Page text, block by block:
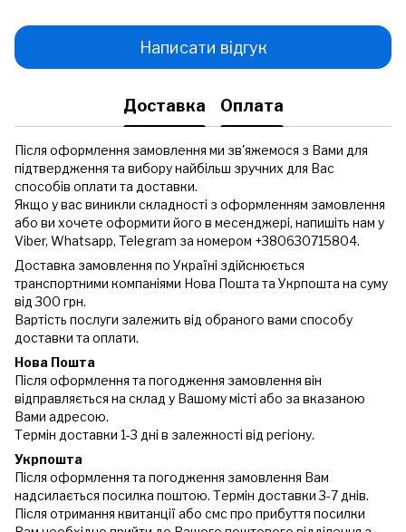
Написати відгук
Доставка Оплата
Після оформлення замовлення ми зв'яжемося з Вами для
підтвердження та вибору найбільш зручних для Вас
способів оплати та доставки.
Якщо у вас виникли складності з оформленням замовлення
або ви хочете оформити його в месенджері, напишіть нам у
Viber, Whatsapp, Telegram за номером +380630715804.
Доставка замовлення по Україні здійснюється
транспортними компаніями Нова Пошта та Укрпошта на суму
від 300 грн.
Вартість послуги залежить від обраного вами способу
доставки та оплати.
Нова Пошта
Після оформлення та погодження замовлення він
відправляється на склад у Вашому місті або за вказаною
Вами адресою.
Термін доставки 1-3 дні в залежності від регіону.
Укрпошта
Після оформлення та погодження замовлення Вам
надсилається посилка поштою. Термін доставки 3-7 днів.
Після отримання квитанції або смс про прибуття посилки